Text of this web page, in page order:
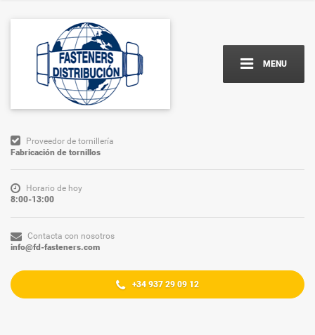
MENU
Proveedor de tornillería
Fabricación de tornillos
Horario de hoy
8:00-13:00
Contacta con nosotros
info@fd-fasteners.com
+34 937 29 09 12